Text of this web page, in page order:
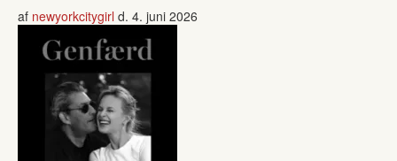
af newyorkcitygirl d. 4. juni 2026